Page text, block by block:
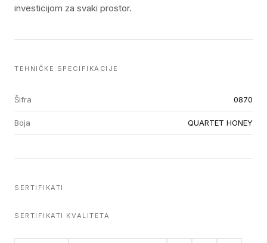
investicijom za svaki prostor.
TEHNIČKE SPECIFIKACIJE
Šifra 0870
Boja QUARTET HONEY
SERTIFIKATI
SERTIFIKATI KVALITETA